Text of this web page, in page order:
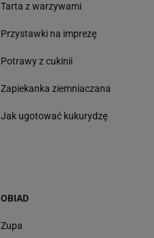
Tarta z warzywami
Przystawki na imprezę
Potrawy z cukinii
Zapiekanka ziemniaczana
Jak ugotować kukurydzę
OBIAD
Zupa